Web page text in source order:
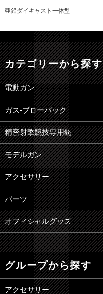
亜鉛ダイキャスト一体型
カテゴリーから探す
電動ガン
ガス-ブローバック
精密射撃競技専用銃
モデルガン
アクセサリー
パーツ
オフィシャルグッズ
グループから探す
アクセサリー